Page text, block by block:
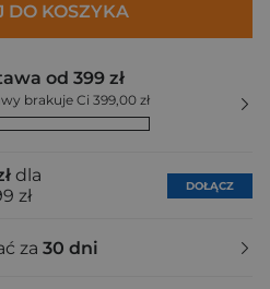
DO KOSZYKA
od 399 zł
brakuje Ci 399,00 zł
dla
zł
DOŁĄCZ
za 30 dni